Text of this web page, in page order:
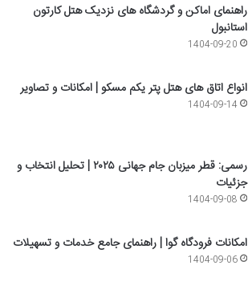
راهنمای اماکن و گردشگاه های نزدیک هتل کارتون
استانبول
1404-09-20
انواع اتاق های هتل پتر یکم مسکو | امکانات و تصاویر
1404-09-14
رسمی: قطر میزبان جام جهانی ۲۰۲۵ | تحلیل انتخاب و
جزئیات
1404-09-08
امکانات فرودگاه گوا | راهنمای جامع خدمات و تسهیلات
1404-09-06